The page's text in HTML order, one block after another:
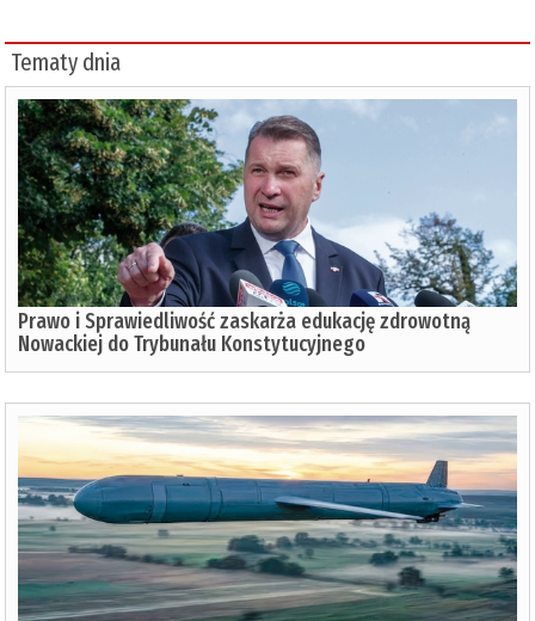
Tematy dnia
Prawo i Sprawiedliwość zaskarża edukację zdrowotną
Nowackiej do Trybunału Konstytucyjnego